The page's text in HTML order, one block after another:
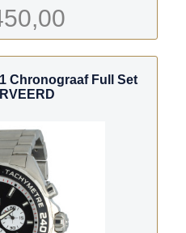
Chronograaf Full Set